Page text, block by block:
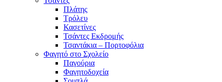
Πλάτης
Τρόλευ
Κασετίνες
Τσάντες Εκδρομής
Τσαντάκια – Πορτοφόλια
Φαγητό στο Σχολείο
Παγούρια
Φαγητοδοχεία